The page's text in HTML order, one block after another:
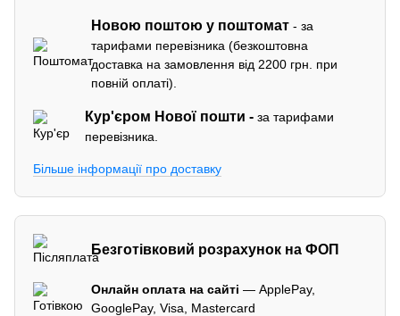
Новою поштою у поштомат - за
тарифами перевізника (безкоштовна
доставка на замовлення від 2200 грн. при
повній оплаті).
Кур'єром Нової пошти -за тарифами
перевізника.
Більше інформації про доставку
Безготівковий розрахунок на ФОП
Онлайн оплата на сайті — ApplePay,
GooglePay, Visa, Mastercard